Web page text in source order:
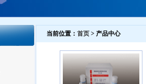
当前位置： 首页 > 产品中心